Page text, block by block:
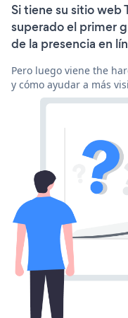
Si tiene su sitio web
superado el primer
de la presencia en
Pero luego viene the
y cómo ayudar a más